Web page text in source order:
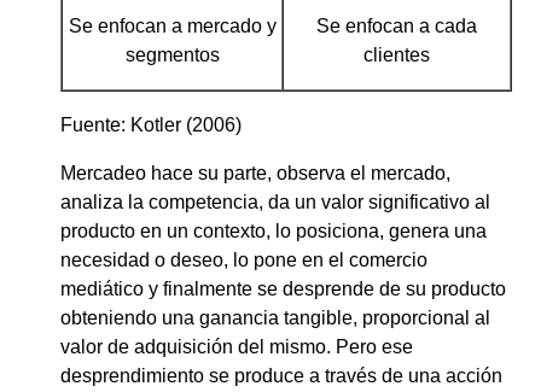
Se enfocan a mercado y
segmentos
Se enfocan a cada
clientes
Fuente: Kotler (2006)
Mercadeo hace su parte, observa el mercado,
analiza la competencia, da un valor significativo al
producto en un contexto, lo posiciona, genera una
necesidad o deseo, lo pone en el comercio
mediático y finalmente se desprende de su producto
obteniendo una ganancia tangible, proporcional al
valor de adquisición del mismo. Pero ese
desprendimiento se produce a través de una acción